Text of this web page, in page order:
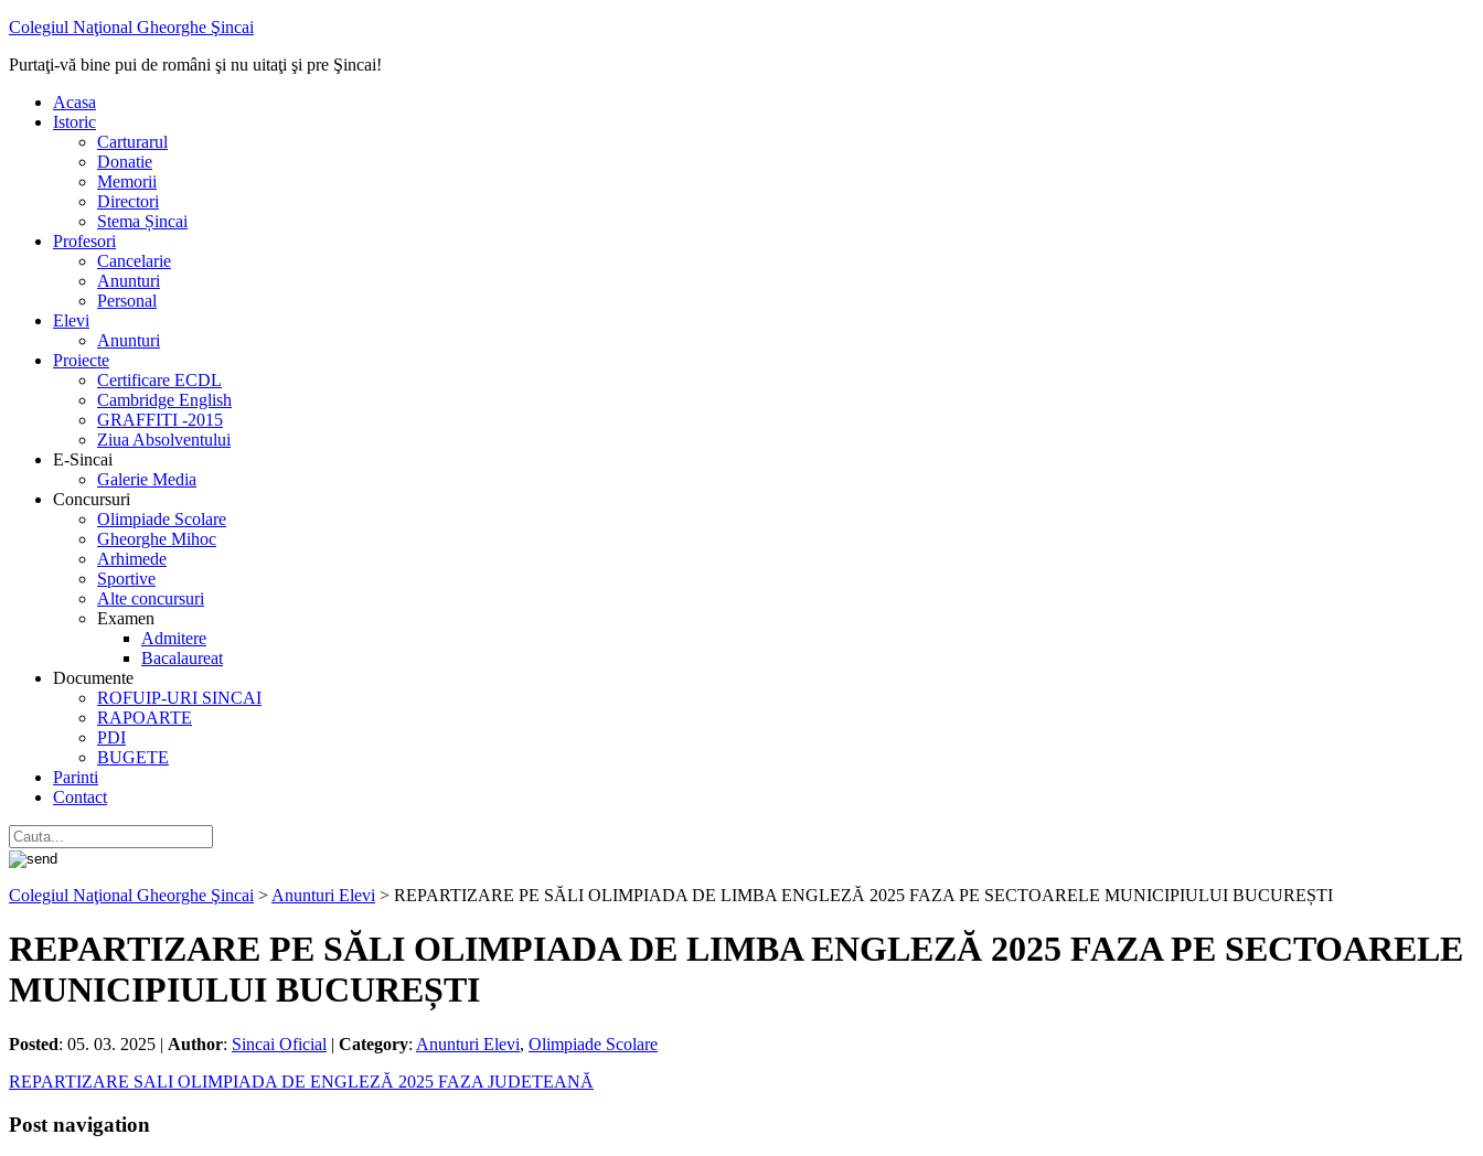
Colegiul Naţional Gheorghe Şincai
Purtaţi-vă bine pui de români şi nu uitaţi şi pre Şincai!
Acasa
Istoric
Carturarul
Donatie
Memorii
Directori
Stema Șincai
Profesori
Cancelarie
Anunturi
Personal
Elevi
Anunturi
Proiecte
Certificare ECDL
Cambridge English
GRAFFITI -2015
Ziua Absolventului
E-Sincai
Galerie Media
Concursuri
Olimpiade Scolare
Gheorghe Mihoc
Arhimede
Sportive
Alte concursuri
Examen
Admitere
Bacalaureat
Documente
ROFUIP-URI SINCAI
RAPOARTE
PDI
BUGETE
Parinti
Contact
Colegiul Naţional Gheorghe Şincai > Anunturi Elevi > REPARTIZARE PE SĂLI OLIMPIADA DE LIMBA ENGLEZĂ 2025 FAZA PE SECTOARELE MUNICIPIULUI BUCUREȘTI
REPARTIZARE PE SĂLI OLIMPIADA DE LIMBA ENGLEZĂ 2025 FAZA PE SECTOARELE
MUNICIPIULUI BUCUREȘTI
Posted: 05. 03. 2025 | Author: Sincai Oficial | Category: Anunturi Elevi, Olimpiade Scolare
REPARTIZARE SALI OLIMPIADA DE ENGLEZĂ 2025 FAZA JUDETEANĂ
Post navigation